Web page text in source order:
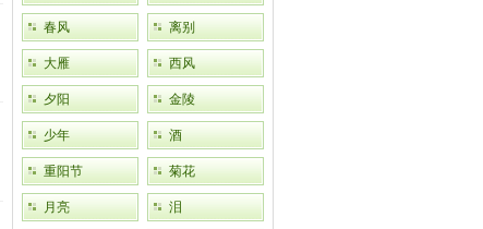
春风 离别
大雁 西风
夕阳 金陵
少年 酒
重阳节 菊花
月亮 泪